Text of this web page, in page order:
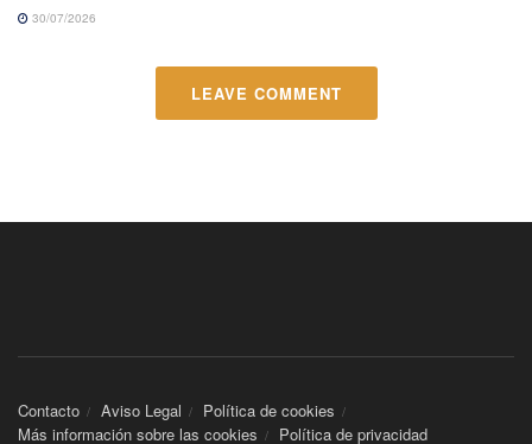
30/07/2026
LEAVE COMMENT
Contacto Aviso Legal
Política de cookies
Más información sobre las cookies
Política de privacidad